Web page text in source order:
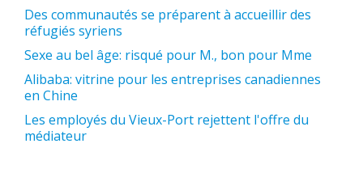
Des communautés se préparent à accueillir des
réfugiés syriens
Sexe au bel âge: risqué pour M., bon pour Mme
Alibaba: vitrine pour les entreprises canadiennes
en Chine
Les employés du Vieux-Port rejettent l'offre du
médiateur